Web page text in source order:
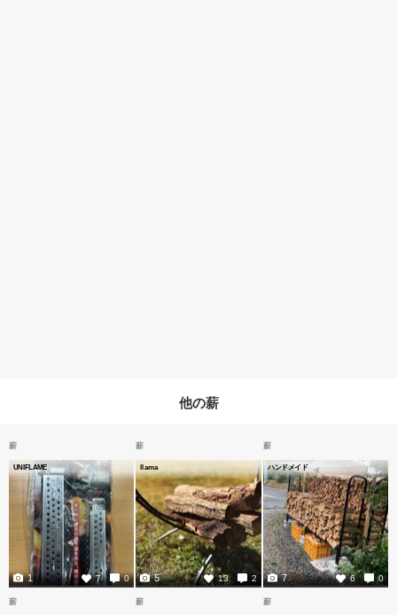
他の薪
薪
UNIFLAME
7 0
1
薪
llama
13 2
5
薪
ハンドメイド
6 0
7
薪 薪 薪